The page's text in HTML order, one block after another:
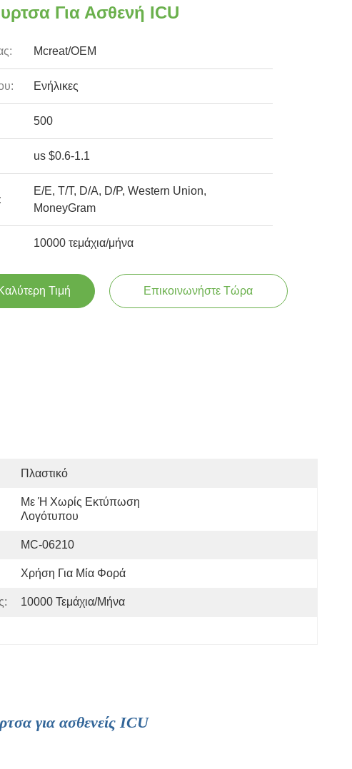
Για Ασθενή ICU
Mcreat/OEM
Ενήλικες
500
us $0.6-1.1
Ε/Ε, Τ/Τ, D/A, D/P, Western Union,
MoneyGram
10000 τεμάχια/μήνα
Τιμή Επικοινωνήστε Τώρα
Πλαστικό
Με Ή Χωρίς Εκτύπωση
Λογότυπου
MC-06210
Χρήση Για Μία Φορά
10000 Τεμάχια/μήνα
για ασθενείς ICU